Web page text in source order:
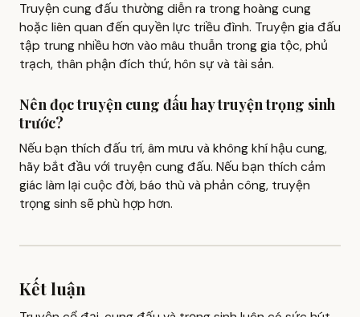
Truyện cung đấu thường diễn ra trong hoàng cung
hoặc liên quan đến quyền lực triều đình. Truyện gia đấu
tập trung nhiều hơn vào mâu thuẫn trong gia tộc, phủ
trạch, thân phận đích thứ, hôn sự và tài sản.
Nên đọc truyện cung đấu hay truyện trọng sinh
trước?
Nếu bạn thích đấu trí, âm mưu và không khí hậu cung,
hãy bắt đầu với truyện cung đấu. Nếu bạn thích cảm
giác làm lại cuộc đời, báo thù và phản công, truyện
trọng sinh sẽ phù hợp hơn.
Kết luận